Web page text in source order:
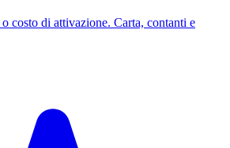
costo di attivazione. Carta, contanti e